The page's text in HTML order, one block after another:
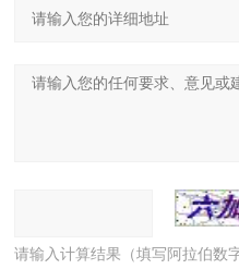
请输入计算结果（填写阿拉伯数